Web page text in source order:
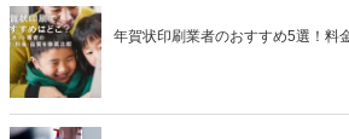
年賀状印刷業者のおすすめ5選！料